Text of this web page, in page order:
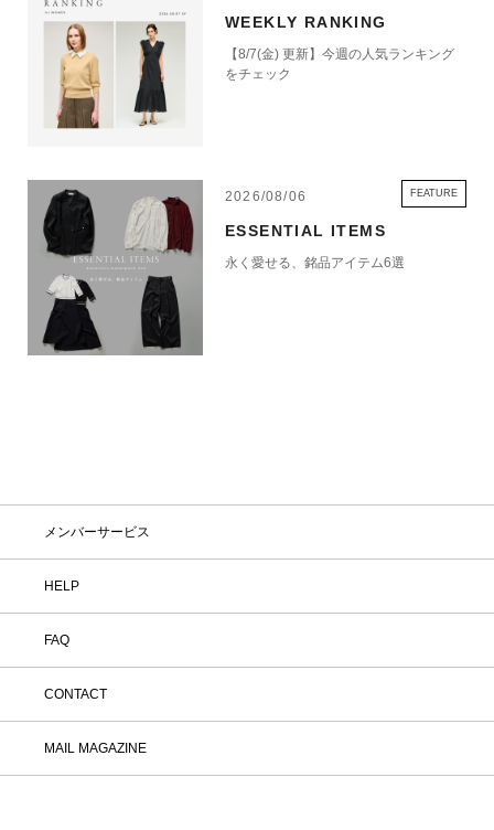
WEEKLY RANKING
【8/7(金) 更新】今週の人気ランキング
をチェック
2026/08/06 FEATURE
ESSENTIAL ITEMS
永く愛せる、銘品アイテム6選
メンバーサービス
HELP
FAQ
CONTACT
MAIL MAGAZINE